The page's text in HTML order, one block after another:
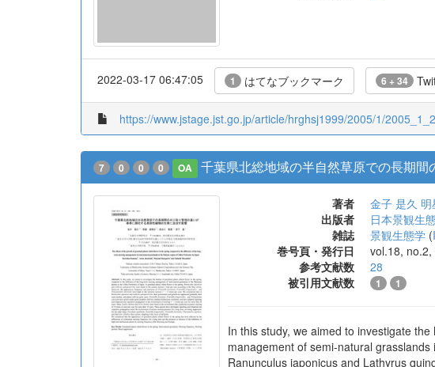
2022-03-17 06:47:05 1 はてなブックマーク 6 + 34
https://www.jstage.jst.go.jp/article/hrghsj1999/2005/1/
0 0 千葉県北総地域の半自然草原での長期
著者 金子 是久 明
出版者
日本景観生態
雑誌
景観生態学
被引用文献数
1 1